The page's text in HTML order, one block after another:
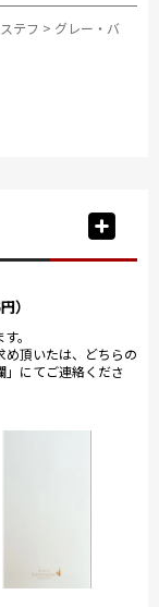
テフ > グレー・バ
）
。
頂いたは、どちらの
にてご連絡くださ